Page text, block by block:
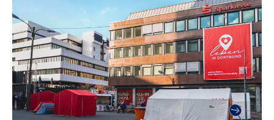
sich
mit
offenem
Brief
an
die
demokratischen
Fraktionen
des
Rates